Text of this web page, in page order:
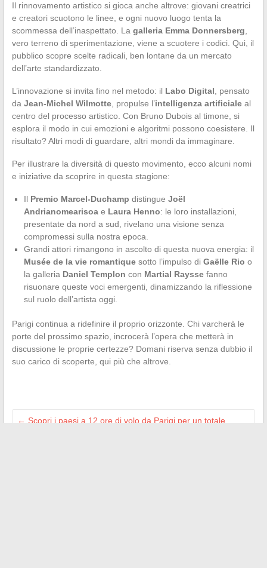
Il rinnovamento artistico si gioca anche altrove: giovani creatrici
e creatori scuotono le linee, e ogni nuovo luogo tenta la
scommessa dell’inaspettato. La galleria Emma Donnersberg
vero terreno di sperimentazione, viene a scuotere i codici. Qui, il
pubblico scopre scelte radicali, ben lontane da un mercato
dell’arte standardizzato.
L’innovazione si invita fino nel metodo: il Labo Digital , pensato
da Jean-Michel Wilmotte, propulse l’intelligenza artificialeal
centro del processo artistico. Con Bruno Dubois al timone, si
esplora il modo in cui emozioni e algoritmi possono coesistere. Il
risultato? Altri modi di guardare, altri mondi da immaginare.
Per illustrare la diversità di questo movimento, ecco alcuni nomi
e iniziative da scoprire in questa stagione:
Il Premio Marcel-Duchamp distingue Joël
Andrianomearisoae Laura Henno: le loro installazioni,
presentate da nord a sud, rivelano una visione senza
compromessi sulla nostra epoca.
Grandi attori rimangono in ascolto di questa nuova energia: il
Musée de la vie romantiquesotto l’impulso di Gaëlle Rio o
la galleria Daniel Templon con Martial Rayssefanno
risuonare queste voci emergenti, dinamizzando la riflessione
sul ruolo dell’artista oggi.
Parigi continua a ridefinire il proprio orizzonte. Chi varcherà le
porte del prossimo spazio, incrocerà l’opera che metterà in
discussione le proprie certezze? Domani riserva senza dubbio il
suo carico di scoperte, qui più che altrove.
← Scopri i paesi a 12 ore di volo da Parigi per un totale